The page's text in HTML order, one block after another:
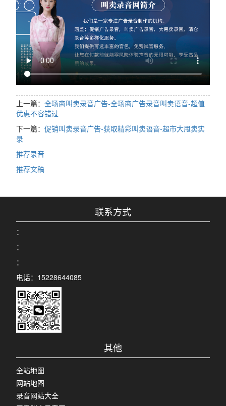
上一篇： 全场商叫卖录音广告-全场商广告录音叫卖语音-超值
优惠不容错过
下一篇： 促销叫卖录音广告-获取精彩叫卖语音-超市大甩卖实
录
推荐录音
推荐文稿
联系方式
：
：
：
电话：15228644085
其他
全站地图
网站地图
录音网站大全